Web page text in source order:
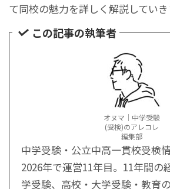
て同校の魅力を詳しく解説していき
この記事の執筆者
オヌマ｜中学受験
(受検)のアレコレ
編集部
中学受験・公立中高一貫校受検
2026年で運営11年目。11年間の
学受験、高校・大学受験・教育